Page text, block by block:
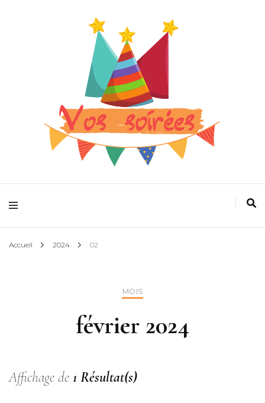
Vos spectacles
Pour que la fête devienne plus folle
Accueil 2024 02
MOIS
février 2024
Affichage de 1 Résultat(s)